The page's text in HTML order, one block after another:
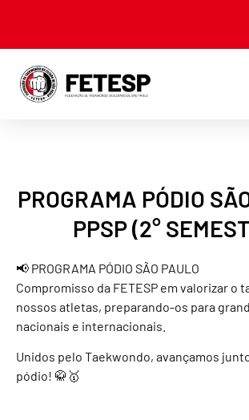
PROGRAMA PÓDIO
PPSP (2°
📢 PROGRAMA PÓDIO SÃO PAULO
Compromisso da FETESP em valorizar o
nossos atletas, preparando-os para
nacionais e internacionais.
Unidos pelo Taekwondo, avançamos
pódio! 🥋🥇